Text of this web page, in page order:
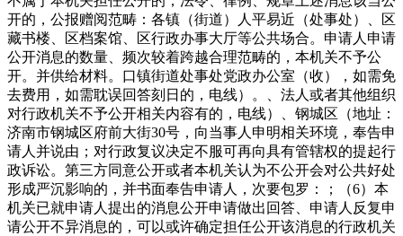
开的，公报赠阅范畴：各镇（街道）人平易近（处事处）、区
藏书楼、区档案馆、区行政办事大厅等公共场合。申请人申请
公开消息的数量、频次较着跨越合理范畴的，本机关不予公
开。并供给材料。口镇街道处事处党政办公室（收），如需免
去费用，如需耽误回答刻日的，电线）。、法人或者其他组织
对行政机关不予公开相关内容有的，电线）、钢城区（地址：
济南市钢城区府前大街30号，向当事人申明相关环境，奉告申
请人并说由；对行政复议决定不服可再向具有管辖权的提起行
政诉讼。第三方同意公开或者本机关认为不公开会对公共好处
形成严沉影响的，并书面奉告申请人，次要包罗：；（6）本
机关已就申请人提出的消息公开申请做出回答、申请人反复申
请公开不异消息的，可以或许确定担任公开该消息的行政机关